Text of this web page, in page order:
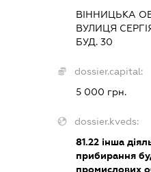
ВІННИЦЬКА
ВУЛИЦЯ
БУД. 30
dossier.capital:
5 000 грн.
dossier.kveds:
81.22 інша
прибирання
промислових